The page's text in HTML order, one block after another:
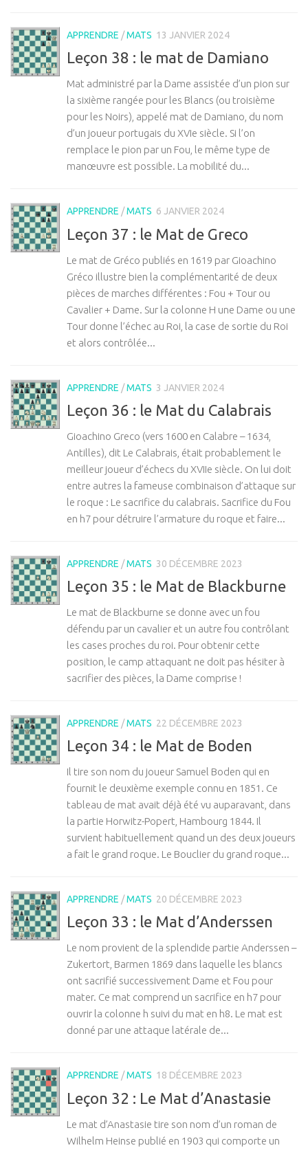
APPRENDRE /MATS 13 JANVIER 2024
Leçon 38 : le mat de Damiano
Mat administré par la Dame assistée d’un pion sur
la sixième rangée pour les Blancs (ou troisième
pour les Noirs), appelé mat de Damiano, du nom
d’un joueur portugais du XVIe siècle. Si l’on
remplace le pion par un Fou, le même type de
manœuvre est possible. La mobilité du...
APPRENDRE /MATS 6 JANVIER 2024
Leçon 37 : le Mat de Greco
Le mat de Gréco publiés en 1619 par Gioachino
Gréco illustre bien la complémentarité de deux
pièces de marches différentes : Fou + Tour ou
Cavalier + Dame. Sur la colonne H une Dame ou une
Tour donne l’échec au Roi, la case de sortie du Roi
et alors contrôlée...
APPRENDRE /MATS 3 JANVIER 2024
Leçon 36 : le Mat du Calabrais
Gioachino Greco (vers 1600 en Calabre – 1634,
Antilles), dit Le Calabrais, était probablement le
meilleur joueur d’échecs du XVIIe siècle. On lui doit
entre autres la fameuse combinaison d’attaque sur
le roque : Le sacrifice du calabrais. Sacrifice du Fou
en h7 pour détruire l’armature du roque et faire...
APPRENDRE /MATS 30 DÉCEMBRE 2023
Leçon 35 : le Mat de Blackburne
Le mat de Blackburne se donne avec un fou
défendu par un cavalier et un autre fou contrôlant
les cases proches du roi. Pour obtenir cette
position, le camp attaquant ne doit pas hésiter à
sacrifier des pièces, la Dame comprise !
APPRENDRE /MATS 22 DÉCEMBRE 2023
Leçon 34 : le Mat de Boden
Il tire son nom du joueur Samuel Boden qui en
fournit le deuxième exemple connu en 1851. Ce
tableau de mat avait déjà été vu auparavant, dans
la partie Horwitz-Popert, Hambourg 1844. Il
survient habituellement quand un des deux joueurs
a fait le grand roque. Le Bouclier du grand roque...
APPRENDRE /MATS 20 DÉCEMBRE 2023
Leçon 33 : le Mat d’Anderssen
Le nom provient de la splendide partie Anderssen –
Zukertort, Barmen 1869 dans laquelle les blancs
ont sacrifié successivement Dame et Fou pour
mater. Ce mat comprend un sacrifice en h7 pour
ouvrir la colonne h suivi du mat en h8. Le mat est
donné par une attaque latérale de...
APPRENDRE /MATS 18 DÉCEMBRE 2023
Leçon 32 : Le Mat d’Anastasie
Le mat d’Anastasie tire son nom d’un roman de
Wilhelm Heinse publié en 1903 qui comporte un